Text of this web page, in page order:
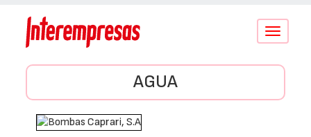
Conmutar
AGUA